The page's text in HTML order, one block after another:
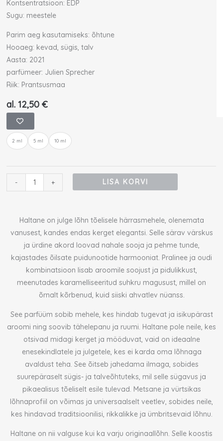
Kontsentratsioon: EDP
Sugu: meestele
Parim aeg kasutamiseks: õhtune
Hooaeg: kevad, sügis, talv
Aasta: 2021
parfümeer: Julien Sprecher
Riik: Prantsusmaa
al.12,50€
2 ml 5 ml 10 ml
-
Parfums
de
Marly
proov
kogus
+ LISA KORVI
Haltane on julge lõhn tõelisele härrasmehele, olenemata
vanusest, kandes endas kerget elegantsi. Selle särav värskus
ja ürdine akord loovad nahale sooja ja pehme tunde,
kajastades õilsate puidunootide harmooniat. Pralinee ja oudi
kombinatsioon lisab aroomile soojust ja pidulikkust,
meenutades karamelliseeritud suhkru magusust, millel on
õrnalt kõrbenud, kuid siiski ahvatlev nüanss.
See parfüüm sobib mehele, kes hindab tugevat ja isikupärast
aroomi ning soovib tähelepanu ja ruumi. Haltane pole neile, kes
otsivad midagi kerget ja mööduvat, vaid on ideaalne
enesekindlatele ja julgetele, kes ei karda oma lõhnaga
avaldust teha. See õitseb jahedama ilmaga, sobides
suurepäraselt sügis- ja talveõhtuteks, mil selle sügavus ja
pikaealisus tõeliselt esile tulevad. Metsane ja vürtsikas
lõhnaprofiil on võimas ja universaalselt veetlev, sobides neile,
kes hindavad traditsioonilisi, rikkalikke ja ümbritsevaid lõhnu.
Haltane on nii valguse kui ka varju originaallõhn. Selle koostis